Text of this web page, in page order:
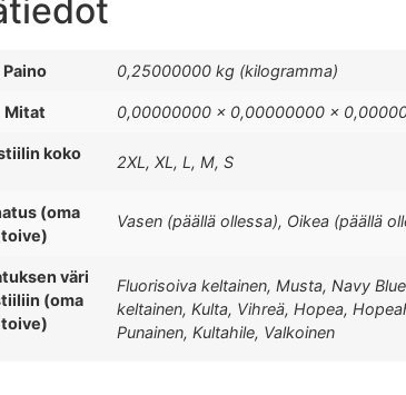
Paino 0,25000000 kg (kilogramma)
Mitat 0,00000000 × 0,00000000 ×
koko 2XL, XL, L, M, S
(oma
toive)
Vasen (päällä ollessa), Oikea (päällä
väri
(oma
toive)
Fluorisoiva keltainen, Musta, Navy
keltainen, Kulta, Vihreä, Hopea,
Punainen, Kultahile, Valkoinen